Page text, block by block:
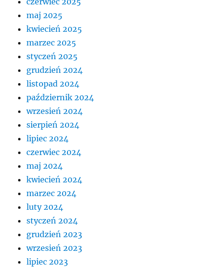
maj 2025
kwiecień 2025
marzec 2025
styczeń 2025
grudzień 2024
listopad 2024
październik 2024
wrzesień 2024
sierpień 2024
lipiec 2024
czerwiec 2024
maj 2024
kwiecień 2024
marzec 2024
luty 2024
styczeń 2024
grudzień 2023
wrzesień 2023
lipiec 2023